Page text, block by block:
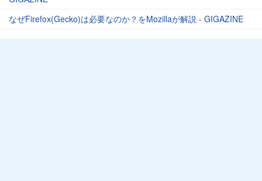
なぜFirefox(Gecko)は必要なのか？をMozillaが解説 - GIGAZINE